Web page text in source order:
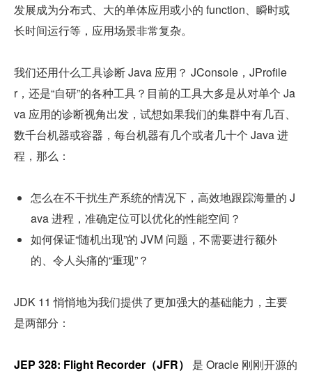
发展成为分布式、大的单体应用或小的 function、瞬时或
长时间运行等，应用场景非常复杂。
我们还用什么工具诊断 Java 应用？ JConsole，JProfile
r，还是“自研”的各种工具？目前的工具大多是从对单个 Ja
va 应用的诊断视角出发，试想如果我们的集群中有几百、
数千台机器或容器，每台机器有几个或者几十个 Java 进
程，那么：
怎么在不干扰生产系统的情况下，高效地跟踪海量的 J
ava 进程，准确定位可以优化的性能空间？
如何保证“随机出现”的 JVM 问题，不需要进行额外
的、令人头痛的“重现”？
JDK 11 悄悄地为我们提供了更加强大的基础能力，主要
是两部分：
JEP 328: Flight Recorder（JFR）
是 Oracle 刚刚开源的